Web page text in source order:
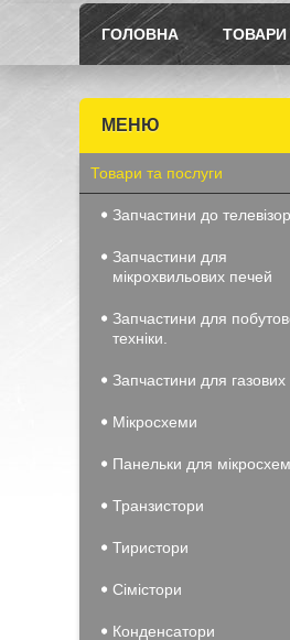
ГОЛОВНА ТОВАРИ
Товари та послуги
Запчастини до
Запчастини для
мікрохвильових печей
Запчастини для
техніки.
Запчастини для газових
Мікросхеми
Панельки для мікросхем
Транзистори
Тиристори
Сімістори
Конденсатори